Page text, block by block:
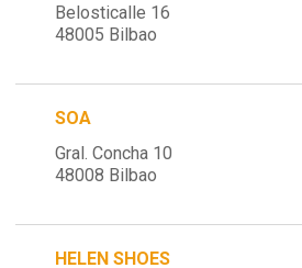
Belosticalle 16
48005 Bilbao
SOA
Gral. Concha 10
48008 Bilbao
HELEN SHOES